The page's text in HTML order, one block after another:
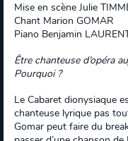
Mise en scène Julie
Chant Marion GOMAR
Piano Benjamin
Être chanteuse d’opéra
Pourquoi ?
Le Cabaret dionysiaque
chanteuse lyrique pas
Gomar peut faire du